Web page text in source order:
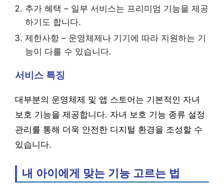
추가 혜택 – 일부 서비스는 프리미엄 기능을 제공
하기도 합니다.
제한사항 – 운영체제나 기기에 따라 지원하는 기
능이 다를 수 있습니다.
서비스 특징
대부분의 운영체제 및 앱 스토어는 기본적인 자녀
보호 기능을 제공합니다. 자녀 보호 기능 종류 설정
관리를 통해 더욱 안전한 디지털 환경을 조성할 수
있습니다.
내 아이에게 맞는 기능 고르는 법